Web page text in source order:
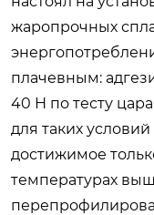
жаропрочных
плачевным:
40 Н по тесту
для таких
достижимое
температурах